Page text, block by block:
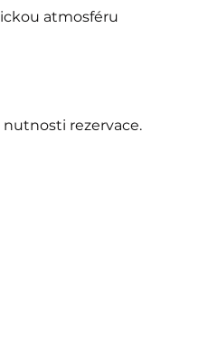
atmosféru
rezervace.